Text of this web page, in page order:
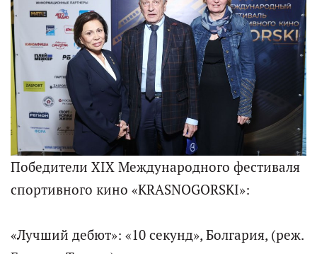
Победители XIX Международного фестиваля
спортивного кино «KRASNOGORSKI»:
«Лучший дебют»: «10 секунд», Болгария, (реж.